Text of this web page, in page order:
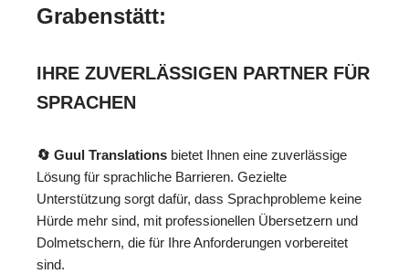
Grabenstätt:
IHRE ZUVERLÄSSIGEN PARTNER FÜR
SPRACHEN
🔄 Guul Translations bietet Ihnen eine zuverlässige
Lösung für sprachliche Barrieren. Gezielte
Unterstützung sorgt dafür, dass Sprachprobleme keine
Hürde mehr sind, mit professionellen Übersetzern und
Dolmetschern, die für Ihre Anforderungen vorbereitet
sind.